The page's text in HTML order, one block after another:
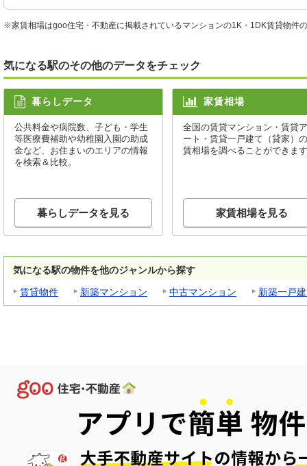
※家賃相場はgoo住宅・不動産に掲載されているマンションの1K・1DK賃貸物件
気になる駅のその他のデータをチェック
暮らしデータ
公共料金や病院数、子ども・学生
等医療費補助や幼稚園入園の助成
金など、お住まいのエリアの情報
を検索＆比較。
暮らしデータを見る
家賃相場
全国の賃貸マンション・賃貸
ート・賃貸一戸建て（貸家）
賃相場を調べることができま
家賃相場を見る
気になる駅の物件を他のジャンルから探す
賃貸物件
新築マンション 中古マンション 新築一戸